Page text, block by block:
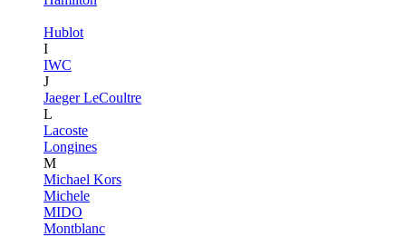
Hublot
I
IWC
J
Jaeger LeCoultre
L
Lacoste
Longines
M
Michael Kors
Michele
MIDO
Montblanc